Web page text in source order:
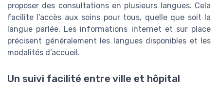
proposer des consultations en plusieurs langues. Cela
facilite l’accès aux soins pour tous, quelle que soit la
langue parlée. Les informations internet et sur place
précisent généralement les langues disponibles et les
modalités d’accueil.
Un suivi facilité entre ville et hôpital